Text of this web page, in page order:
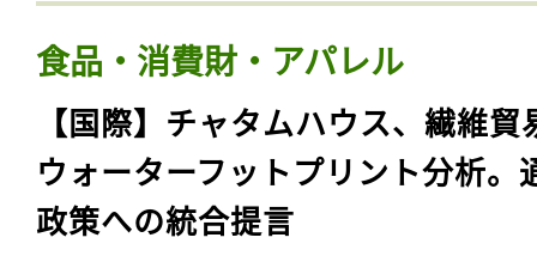
食品・消費財・アパレル
【国際】チャタムハウス、繊維貿
ウォーターフットプリント分析。
政策への統合提言
会員登録